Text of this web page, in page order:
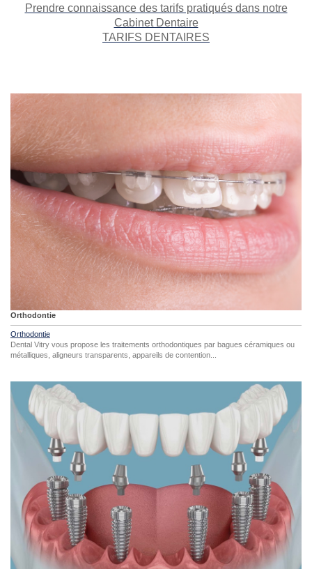
Prendre connaissance des tarifs pratiqués dans notre
Cabinet Dentaire
TARIFS DENTAIRES
Orthodontie
Orthodontie
Dental Vitry vous propose les traitements orthodontiques par bagues céramiques ou
métalliques, aligneurs transparents, appareils de contention...